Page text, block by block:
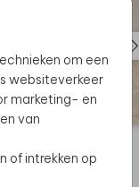
om een
websiteverkeer
marketing- en
van
of intrekken op